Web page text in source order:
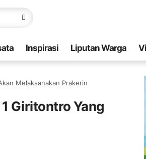
Inspirasi Liputan Warga
Melaksanakan Prakerin
Giritontro Yang